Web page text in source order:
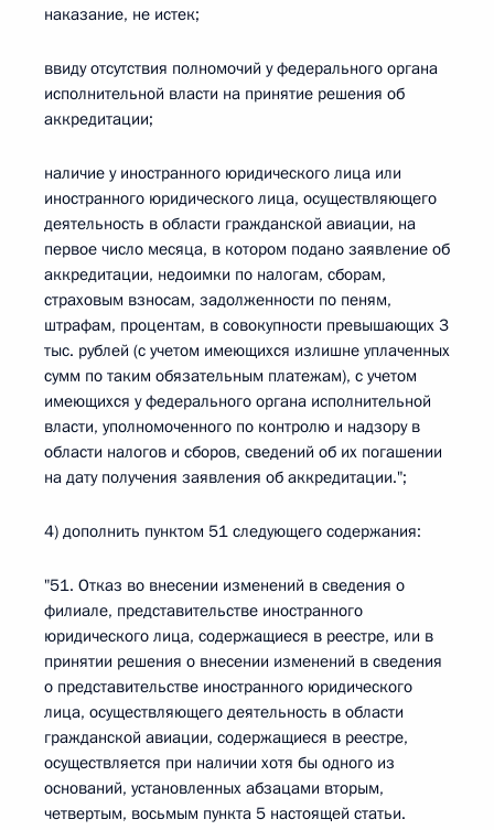
наказание, не истек;
ввиду отсутствия полномочий у федерального органа
исполнительной власти на принятие решения об
аккредитации;
наличие у иностранного юридического лица или
иностранного юридического лица, осуществляющего
деятельность в области гражданской авиации, на
первое число месяца, в котором подано заявление об
аккредитации, недоимки по налогам, сборам,
страховым взносам, задолженности по пеням,
штрафам, процентам, в совокупности превышающих 3
тыс. рублей (с учетом имеющихся излишне уплаченных
сумм по таким обязательным платежам), с учетом
имеющихся у федерального органа исполнительной
власти, уполномоченного по контролю и надзору в
области налогов и сборов, сведений об их погашении
на дату получения заявления об аккредитации.";
4) дополнить пунктом 51 следующего содержания:
"51. Отказ во внесении изменений в сведения о
филиале, представительстве иностранного
юридического лица, содержащиеся в реестре, или в
принятии решения о внесении изменений в сведения
о представительстве иностранного юридического
лица, осуществляющего деятельность в области
гражданской авиации, содержащиеся в реестре,
осуществляется при наличии хотя бы одного из
оснований, установленных абзацами вторым,
четвертым, восьмым пункта 5 настоящей статьи.